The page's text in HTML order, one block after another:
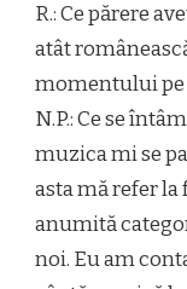
R.: Ce părere
atât
momentului pe
N.P.: Ce se
muzica mi se
asta mă refer la
anumită
noi. Eu am